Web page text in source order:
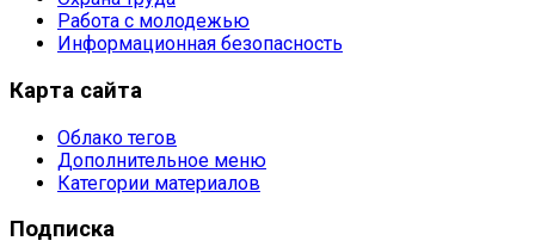
Работа с молодежью
Информационная безопасность
Карта сайта
Облако тегов
Дополнительное меню
Категории материалов
Подписка